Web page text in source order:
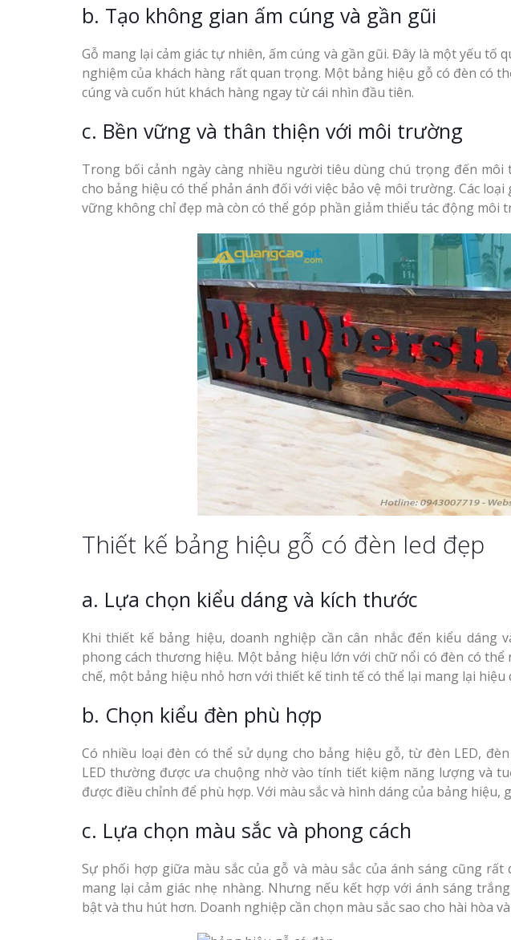
b. Tạo không gian ấm cúng và gần gũi
Gỗ mang lại cảm giác tự nhiên, ấm cúng và gần gũi. Đây là một yếu tố
nghiệm của khách hàng rất quan trọng. Một bảng hiệu gỗ có đèn có
cúng và cuốn hút khách hàng ngay từ cái nhìn đầu tiên.
c. Bền vững và thân thiện với môi trường
Trong bối cảnh ngày càng nhiều người tiêu dùng chú trọng đến
cho bảng hiệu có thể phản ánh đối với việc bảo vệ môi trường. Các
vững không chỉ đẹp mà còn có thể góp phần giảm thiểu tác động môi
Thiết kế bảng hiệu gỗ có đèn led đẹp
a. Lựa chọn kiểu dáng và kích thước
Khi thiết kế bảng hiệu, doanh nghiệp cần cân nhắc đến kiểu dáng
phong cách thương hiệu. Một bảng hiệu lớn với chữ nổi có đèn có
chế, một bảng hiệu nhỏ hơn với thiết kế tinh tế có thể lại mang lại hiệu
b. Chọn kiểu đèn phù hợp
Có nhiều loại đèn có thể sử dụng cho bảng hiệu gỗ, từ đèn LED,
LED thường được ưa chuộng nhờ vào tính tiết kiệm năng lượng và
được điều chỉnh để phù hợp. Với màu sắc và hình dáng của bảng hiệu,
c. Lựa chọn màu sắc và phong cách
Sự phối hợp giữa màu sắc của gỗ và màu sắc của ánh sáng cũng
mang lại cảm giác nhẹ nhàng. Nhưng nếu kết hợp với ánh sáng
bật và thu hút hơn. Doanh nghiệp cần chọn màu sắc sao cho hài hòa